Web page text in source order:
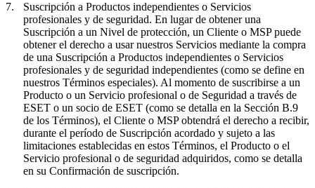
7.
Suscripción a Productos independientes o Servicios
profesionales y de seguridad. En lugar de obtener una
Suscripción a un Nivel de protección, un Cliente o MSP puede
obtener el derecho a usar nuestros Servicios mediante la compra
de una Suscripción a Productos independientes o Servicios
profesionales y de seguridad independientes (como se define en
nuestros Términos especiales). Al momento de suscribirse a un
Producto o un Servicio profesional o de Seguridad a través de
ESET o un socio de ESET (como se detalla en la Sección B.9
de los Términos), el Cliente o MSP obtendrá el derecho a recibir,
durante el período de Suscripción acordado y sujeto a las
limitaciones establecidas en estos Términos, el Producto o el
Servicio profesional o de seguridad adquiridos, como se detalla
en su Confirmación de suscripción.